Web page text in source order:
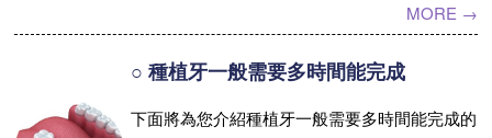
植牙只有片面...【詳情】
MORE →
○ 種植牙一般需要多時間能完成
下面將為您介紹種植牙一般需要多時間能完成的